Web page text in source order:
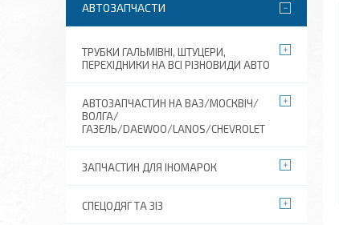
АВТОЗАПЧАСТИ
ТРУБКИ ГАЛЬМІВНІ, ШТУЦЕРИ,
ПЕРЕХІДНИКИ НА ВСІ РІЗНОВИДИ АВТО
АВТОЗАПЧАСТИН НА ВАЗ/МОСКВІЧ/
ВОЛГА/
ГАЗЕЛЬ/DAEWOO/LANOS/CHEVROLET
ЗАПЧАСТИН ДЛЯ ІНОМАРОК
СПЕЦОДЯГ ТА ЗІЗ